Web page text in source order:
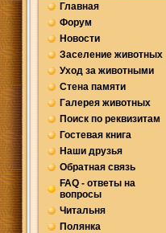
Главная
Форум
Новости
Заселение животных
Уход за животными
Стена памяти
Галерея животных
Поиск по реквизитам
Гостевая книга
Наши друзья
Обратная связь
FAQ - ответы на
вопросы
Читальня
Полянка